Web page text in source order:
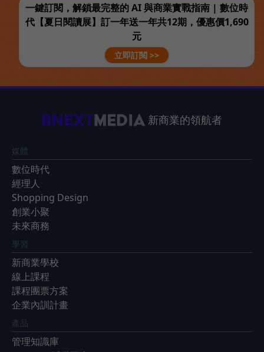
一鍵訂閱，解鎖最完整的 AI 與商業實戰指南 | 數位時
代【夏日閱讀展】訂一年送一年共12期，優惠價1,690
元
立即訂閱 >>
新商業的領航者
媒體
數位時代
經理人
Shopping Design
創業小聚
未來商務
學習
新商業學校
線上課程
課程團票方案
企業內訓計畫
產品
管理知識庫